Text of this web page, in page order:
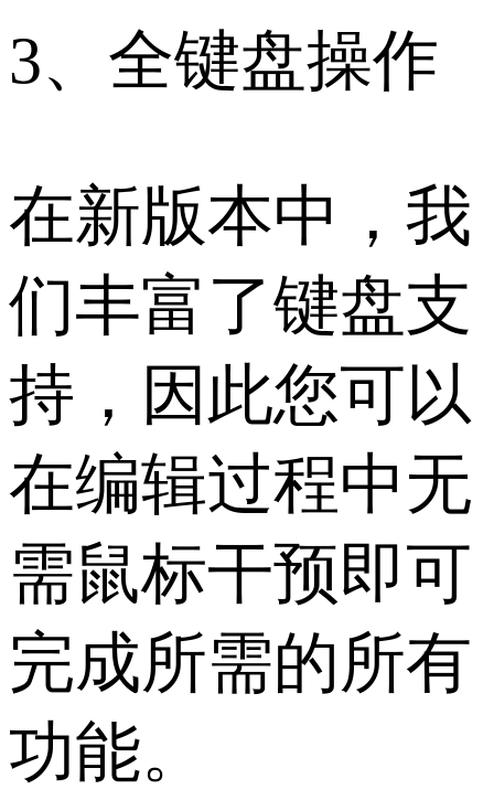
3、全键盘操作
在新版本中，我
们丰富了键盘支
持，因此您可以
在编辑过程中无
需鼠标干预即可
完成所需的所有
功能。